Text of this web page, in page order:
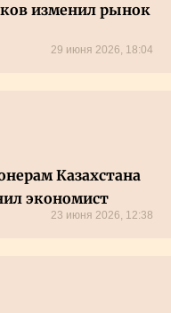
изменил рынок
29 июня 2026, 18:04
Казахстана
экономист
23 июня 2026, 12:38